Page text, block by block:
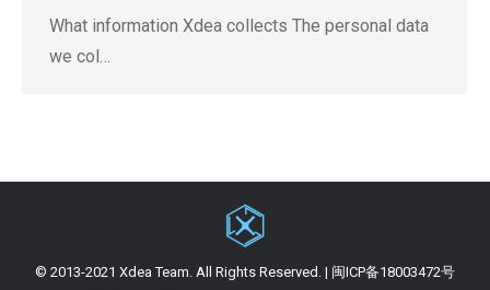
What information Xdea collects The personal data
we col…
© 2013-2021 Xdea Team. All Rights Reserved. | 闽ICP备18003472号